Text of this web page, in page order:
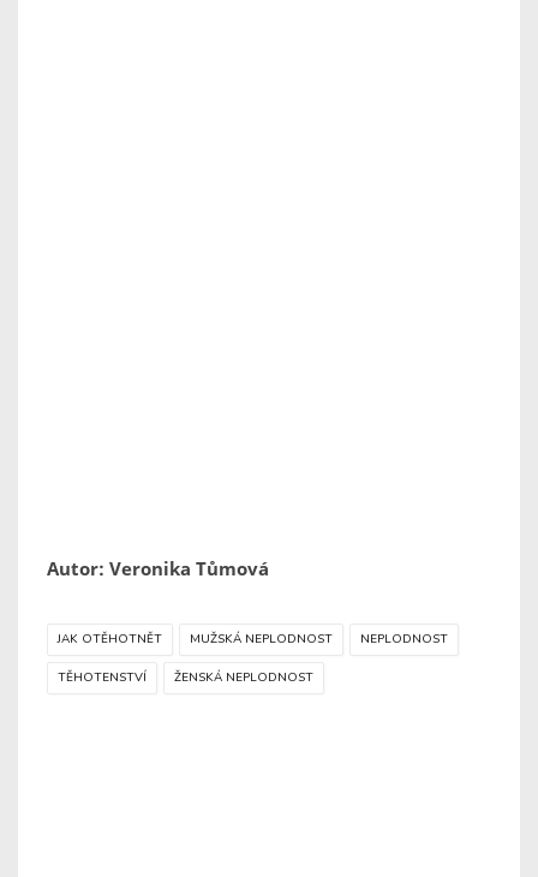
Autor: Veronika Tůmová
JAK OTĚHOTNĚT MUŽSKÁ NEPLODNOST NEPLODNOST
TĚHOTENSTVÍ ŽENSKÁ NEPLODNOST